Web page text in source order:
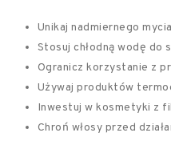
Unikaj nadmiernego
Stosuj chłodną wodę do
Ogranicz korzystanie z
Używaj produktów
Inwestuj w kosmetyki z
Chroń włosy przed